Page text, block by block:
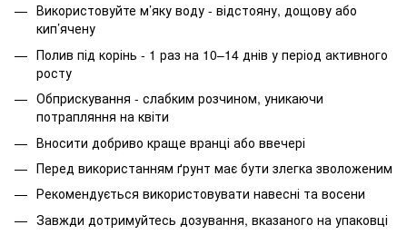
Використовуйте м’яку воду - відстояну, дощову або
кип’ячену
Полив під корінь - 1 раз на 10–14 днів у період активного
росту
Обприскування - слабким розчином, уникаючи
потрапляння на квіти
Вносити добриво краще вранці або ввечері
Перед використанням ґрунт має бути злегка зволоженим
Рекомендується використовувати навесні та восени
Завжди дотримуйтесь дозування, вказаного на упаковці